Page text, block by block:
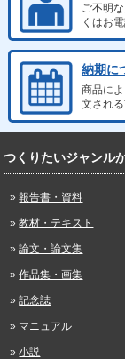
ご不明
くはお
納期に
商品に
文され
つくりたいジャンル
報告書・資料
教材・テキスト
論文・論文集
作品集・画集
記念誌
マニュアル
小説